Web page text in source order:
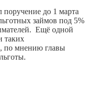
поручение до 1 марта
займов под 5%
Ещё одной
таких
по мнению главы